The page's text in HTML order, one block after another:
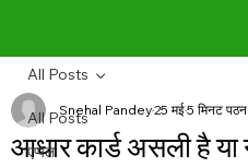
All Posts
एप्पल
All Posts
आधार कार्ड असली है
Snehal Pandey25 मई5 मिनट पठन